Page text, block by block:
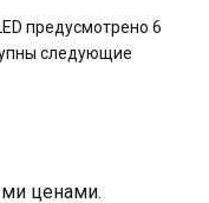
предусмотрено 6
следующие
ценами.